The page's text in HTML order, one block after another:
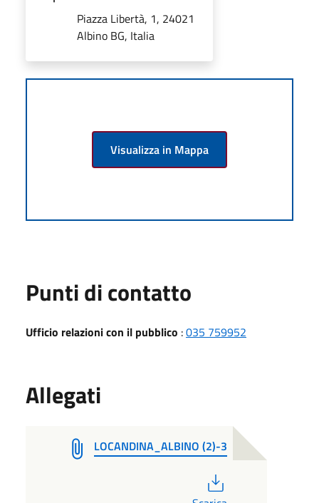
Piazza Libertà, 1, 24021
Albino BG, Italia
Visualizza in Mappa
Punti di contatto
Ufficio relazioni con il pubblico :035 759952
Allegati
LOCANDINA_ALBINO (2)-3